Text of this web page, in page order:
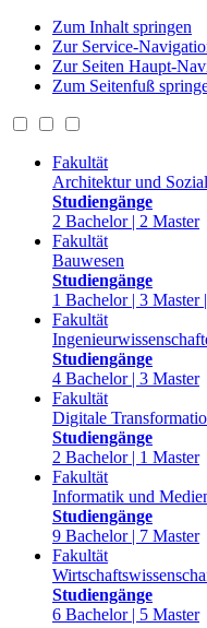
Zum Inhalt springen
Zur Service-
Zur Seiten Haupt-
Zum Seitenfuß
Fakultät
Architektur und
Studiengänge
2 Bachelor | 2 Master
Fakultät
Bauwesen
Studiengänge
1 Bachelor | 3 Master
Fakultät
Studiengänge
4 Bachelor | 3 Master
Fakultät
Digitale
Studiengänge
2 Bachelor | 1 Master
Fakultät
Informatik und
Studiengänge
9 Bachelor | 7 Master
Fakultät
Studiengänge
6 Bachelor | 5 Master